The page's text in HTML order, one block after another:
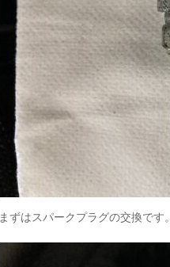
まずはスパークプラグの交換です。